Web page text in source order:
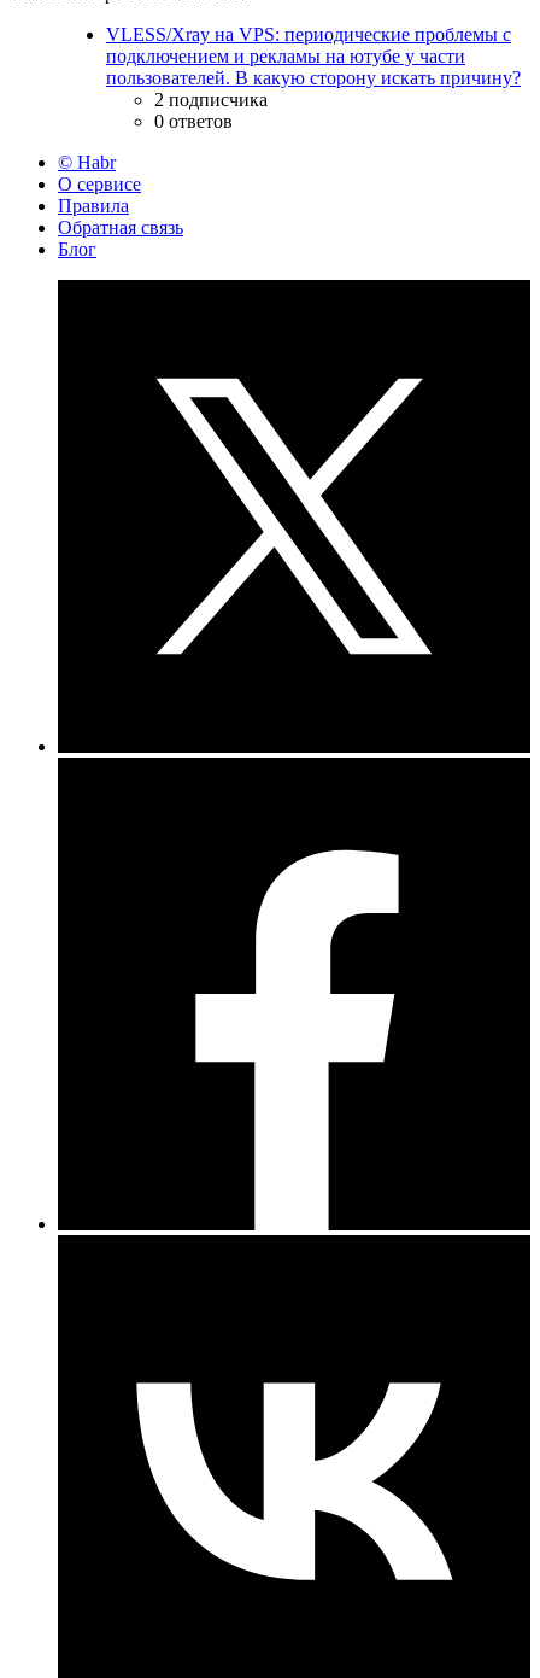
VLESS/Xray на VPS: периодические проблемы с
подключением и рекламы на ютубе у части
пользователей. В какую сторону искать причину?
2 подписчика
0 ответов
© Habr
О сервисе
Правила
Обратная связь
Блог